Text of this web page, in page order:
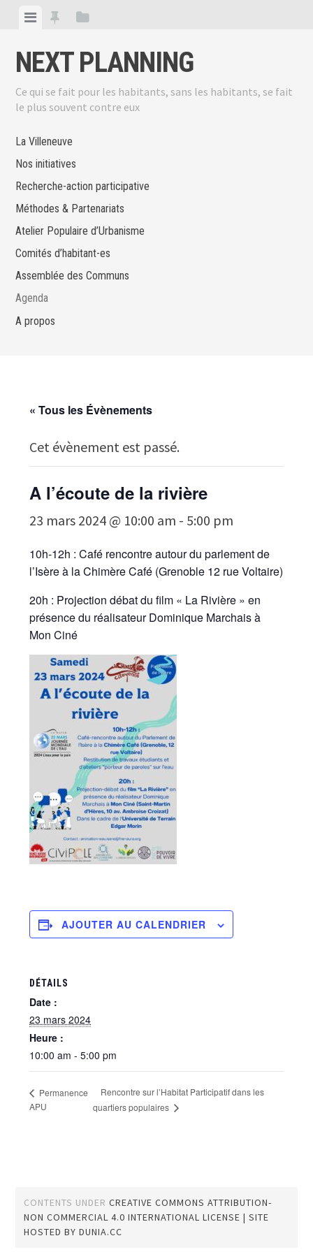
content
ViewView
posts
View
NEXT PLANNING
Ce qui se fait pour les habitants, sans les habitants, se fait
le plus souvent contre eux
La Villeneuve
Nos initiatives
Recherche-action participative
Méthodes & Partenariats
Atelier Populaire d’Urbanisme
Comités d’habitant-es
Assemblée des Communs
Agenda
A propos
« Tous les Évènements
Cet évènement est passé.
A l’écoute de la rivière
23 mars 2024 @ 10:00 am - 5:00 pm
10h-12h : Café rencontre autour du parlement de
l’Isère à la Chimère Café (Grenoble 12 rue Voltaire)
20h : Projection débat du film « La Rivière » en
présence du réalisateur Dominique Marchais à
Mon Ciné
AJOUTER AU CALENDRIER
DÉTAILS
Date :
23 mars 2024
Heure :
10:00 am - 5:00 pm
Permanence
APU
Rencontre sur l’Habitat Participatif dans les
quartiers populaires
CONTENTS UNDERCREATIVE COMMONS ATTRIBUTION-
NON COMMERCIAL 4.0 INTERNATIONAL LICENSE| SITE
HOSTED BYDUNIA.CC